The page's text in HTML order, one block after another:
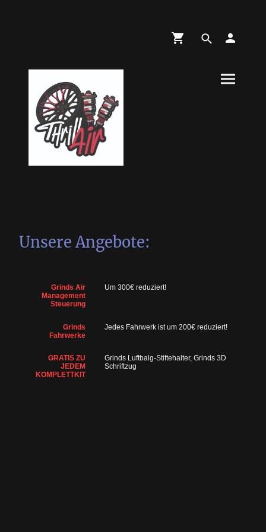
Unsere Angebote:
Grinds Air
Management
Steuerung
Um 300€ reduziert!
Grinds
Fahrwerke
Jedes Fahrwerk ist um 200€ reduziert!
GRATIS ZU
JEDEM
KOMPLETTKIT
Grinds Luftbalg-Stiftehalter, Grinds 3D
Schriftzug